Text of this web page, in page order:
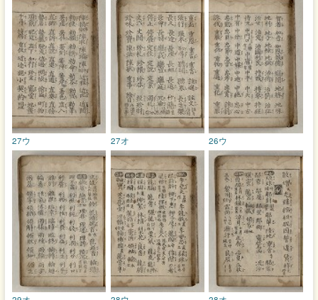
26ウ
27オ
27ウ